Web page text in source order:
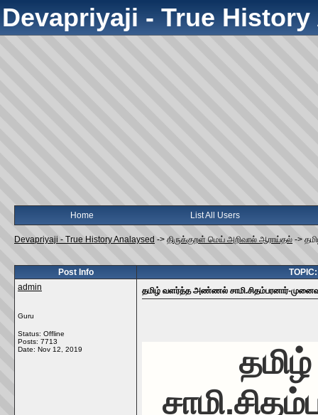
Devapriyaji - True
Home List All Users
Devapriyaji - True History Analaysed -> திருக்குறள் மெய் அறிவால் ஆராய்தல் ->
Post Info
admin
Guru
Status: Offline
Posts: 7713
Date: Nov 12, 2019
தமிழ் வளர்த்த அண்ணல் சாமி.சிதம்பரனார்-